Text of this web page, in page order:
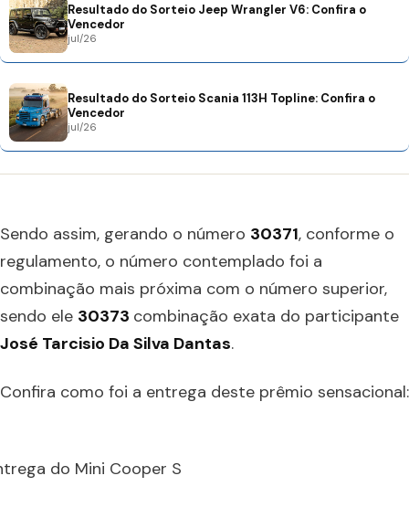
Resultado do Sorteio Jeep Wrangler V6: Confira o
Vencedor
jul/26
Resultado do Sorteio Scania 113H Topline: Confira o
Vencedor
jul/26
Sendo assim, gerando o número 30371, conforme o
regulamento, o número contemplado foi a
combinação mais próxima com o número superior,
sendo ele 30373 combinação exata do participante
José Tarcisio Da Silva Dantas.
Confira como foi a entrega deste prêmio sensacional:
do Mini Cooper S